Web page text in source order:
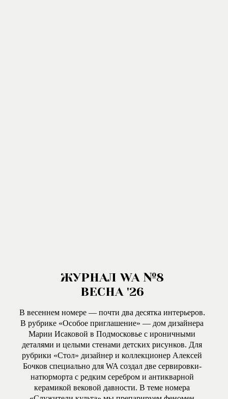
ЖУРНАЛ WA №8
ВЕСНА '26
В весеннем номере — почти два десятка интерьеров.
В рубрике «Особое приглашение» — дом дизайнера
Марии Исаковой в Подмосковье с ироничными
деталями и целыми стенами детских рисунков. Для
рубрики «Стол» дизайнер и коллекционер Алексей
Бочков специально для WA создал две сервировки-
натюрморта с редким серебром и антикварной
керамикой вековой давности. В теме номера